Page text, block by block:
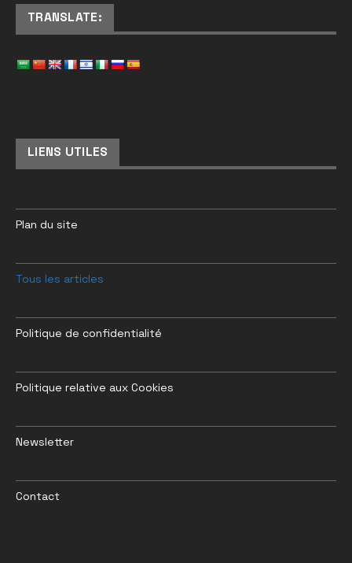
TRANSLATE:
LIENS UTILES
Plan du site
Tous les articles
Politique de confidentialité
Politique relative aux Cookies
Newsletter
Contact